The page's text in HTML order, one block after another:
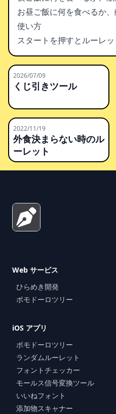
お昼ご飯に何を食べるか
使い方
スタートを押すとルーレッ
2026/07/09
くじ引きツール
2022/11/19
外食決まらない時のル
ーレット
Web サービス
ひらめき開発
ポモドーロツリー
iOS アプリ
ポモドーロツリー
ランダムルーレット
フォントチェッカー
モールス信号変換ツール
いいねフォント
添加物スキャナー